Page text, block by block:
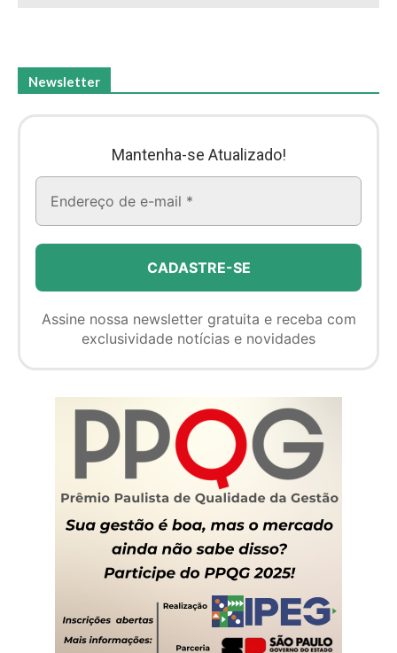
Newsletter
Mantenha-se Atualizado!
Assine nossa newsletter gratuita e receba com
exclusividade notícias e novidades